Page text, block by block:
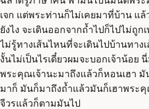
เจก แต่พระท่านก็ไม่เคยมาที่บ้าน แ
ยังไง จะเดินออกจากถ้ำไปก็ไปไม่ถูก
ไม่รู้ทางเส้นไหนที่จะเดินไปบ้านทาง
งั้นไม่เป็นไรเดี๋ยวผมจะบอกเจ้าน้อย
พระคุณเจ้านะมาถึงแล้วก็หอนเฮา
มาก็ มันก็มาถึงถ้ำแล้วมันก็เฮาพระคุ
จีวรแล้วก็ตามมันไป